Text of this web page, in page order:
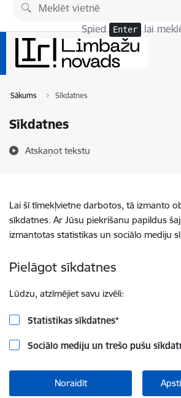
Pāriet uz lapas saturu
Spied Enter lai
Sākums Sīkdatnes
Sīkdatnes
Atskaņot tekstu
Lai šī tīmekļvietne darbotos, tā izmanto
sīkdatnes. Ar Jūsu piekrišanu papildus
izmantotas statistikas un sociālo mediju
Pielāgot sīkdatnes
Lūdzu, atzīmējiet savu izvēli:
Statistikas sīkdatnes*
Sociālo mediju un trešo pušu
Noraidīt